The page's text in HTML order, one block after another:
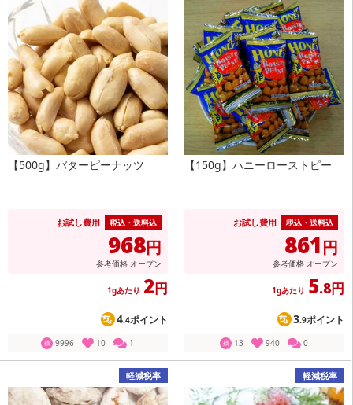
【500g】バターピーナッツ
お試し費用 税込・送料込
968円
参考価格 オープン
1gあたり 2円
4.4ポイント
残 9996 10 1
【150g】ハニーローストピー
お試し費用 税込・送料込
861円
参考価格 オープン
1gあたり 5.8円
3.9ポイント
残 13 940 0
軽減税率 軽減税率